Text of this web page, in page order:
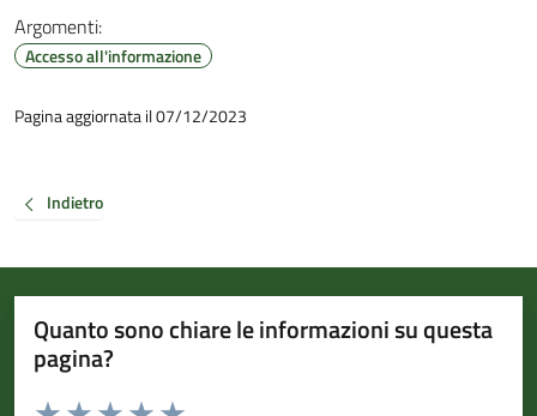
Argomenti:
Accesso all'informazione
Pagina aggiornata il 07/12/2023
Indietro
Quanto sono chiare le informazioni su questa
pagina?
Valuta da 1 a 5 stelle la pagina